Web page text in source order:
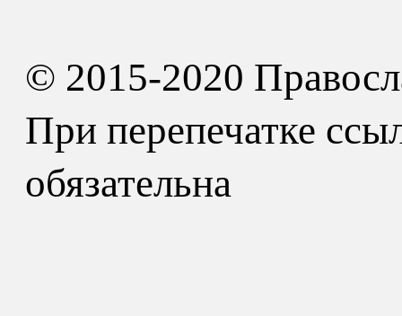
© 2015-2020
При перепечатке
обязательна